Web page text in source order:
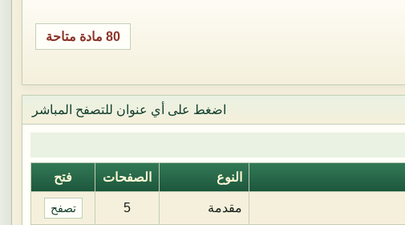
80 مادة متاحة
اضغط على أي عنوان للتصفح المباشر
النوع الصفحات فتح
مقدمة 5 تصفح